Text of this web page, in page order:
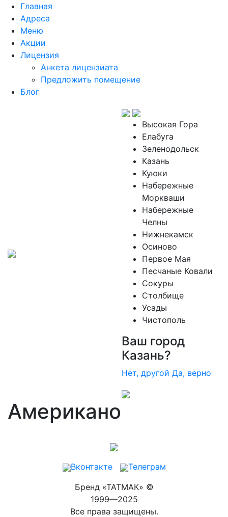
Главная
Адреса
Меню
Акции
Лицензия
Анкета лицензиата
Предложить помещение
Блог
Высокая Гора
Елабуга
Зеленодольск
Казань
Куюки
Набережные
Моркваши
Набережные
Челны
Нижнекамск
Осиново
Первое Мая
Песчаные Ковали
Сокуры
Столбище
Усады
Чистополь
Ваш город
Казань?
Нет, другой Да, верно
Американо
Вконтакте
Телеграм
Бренд «ТАТМАК» ©
1999—2025
Все права защищены.